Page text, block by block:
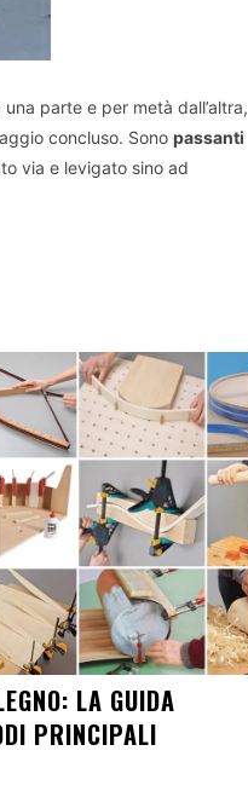
parte e per metà dall’altra,
concluso. Sono passanti
via e levigato sino ad
LA GUIDA
PRINCIPALI